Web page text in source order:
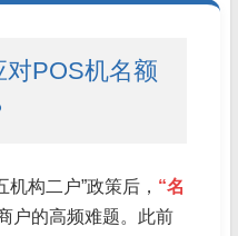
对POS机名额
构二户”政策后， “名
户的高频难题。此前